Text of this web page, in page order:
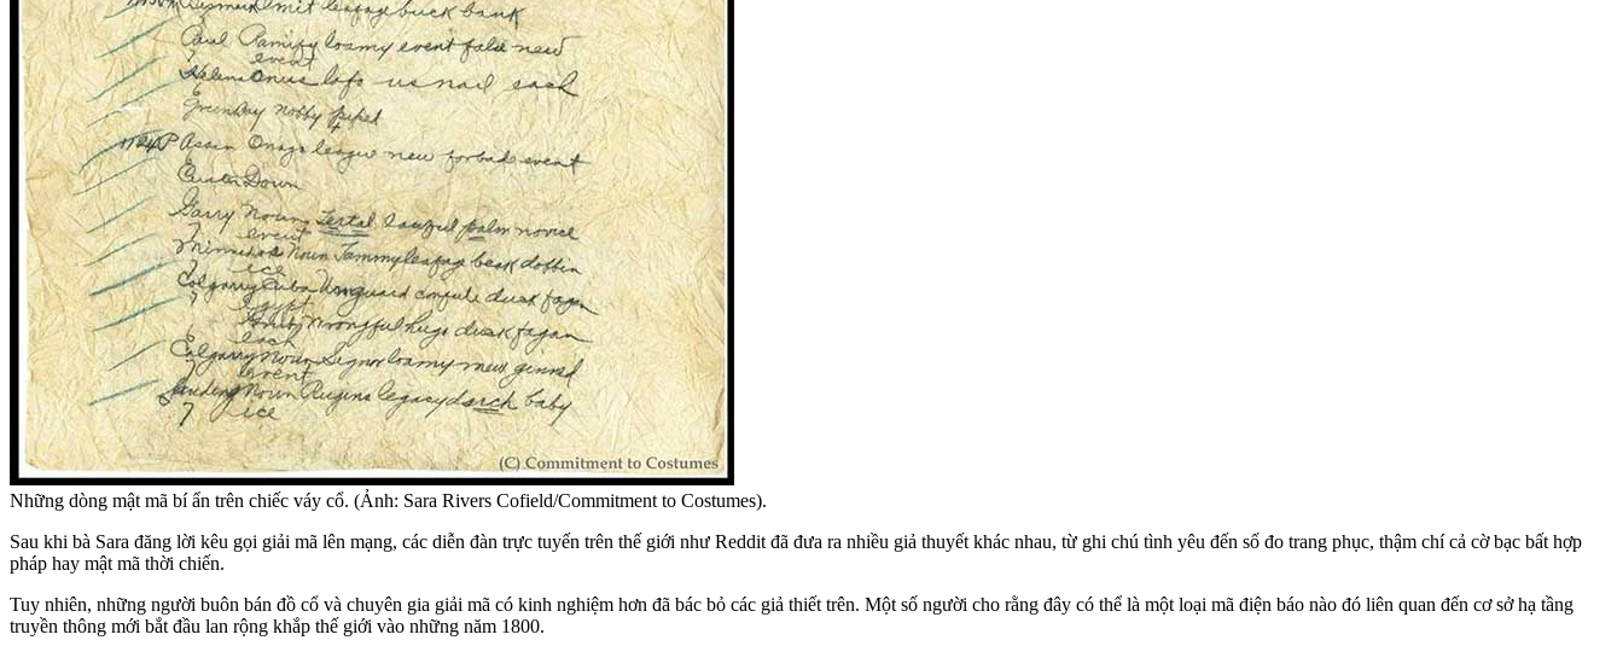
Những dòng mật mã bí ẩn trên chiếc váy cổ. (Ảnh: Sara Rivers Cofield/Commitment to Costumes).
Sau khi bà Sara đăng lời kêu gọi giải mã lên mạng, các diễn đàn trực tuyến trên thế giới như Reddit đã đưa ra nhiều giả thuyết khác nhau, từ ghi chú tình yêu đến số đo trang phục, thậm chí cả cờ bạc bất hợp
pháp hay mật mã thời chiến.
Tuy nhiên, những người buôn bán đồ cổ và chuyên gia giải mã có kinh nghiệm hơn đã bác bỏ các giả thiết trên. Một số người cho rằng đây có thể là một loại mã điện báo nào đó liên quan đến cơ sở hạ tầng
truyền thông mới bắt đầu lan rộng khắp thế giới vào những năm 1800.